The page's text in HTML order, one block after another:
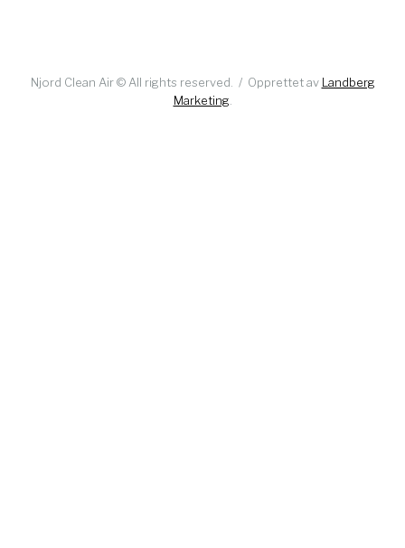
Njord Clean Air © All rights reserved. / Opprettet av Landberg
Marketing.